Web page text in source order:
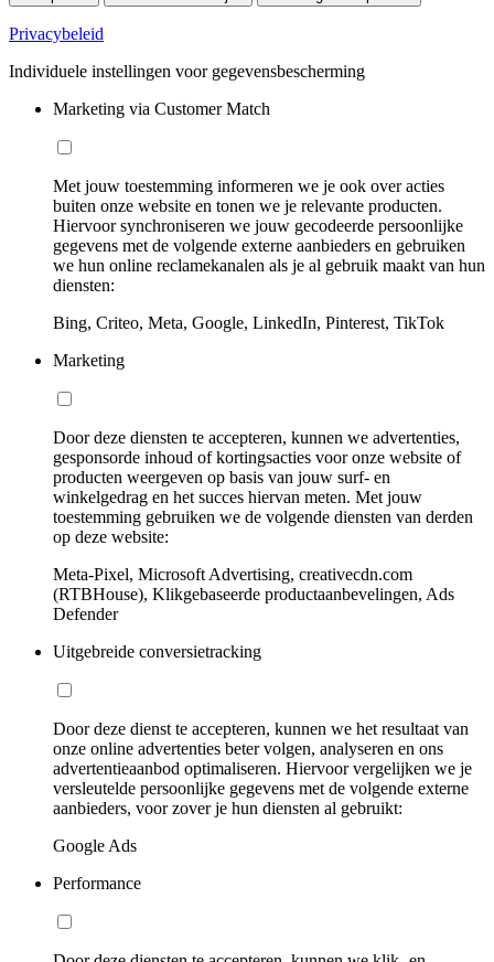
Privacybeleid
Individuele instellingen voor gegevensbescherming
Marketing via Customer Match
Met jouw toestemming informeren we je ook over acties
buiten onze website en tonen we je relevante producten.
Hiervoor synchroniseren we jouw gecodeerde persoonlijke
gegevens met de volgende externe aanbieders en gebruiken
we hun online reclamekanalen als je al gebruik maakt van hun
diensten:
Bing, Criteo, Meta, Google, LinkedIn, Pinterest, TikTok
Marketing
Door deze diensten te accepteren, kunnen we advertenties,
gesponsorde inhoud of kortingsacties voor onze website of
producten weergeven op basis van jouw surf- en
winkelgedrag en het succes hiervan meten. Met jouw
toestemming gebruiken we de volgende diensten van derden
op deze website:
Meta-Pixel, Microsoft Advertising, creativecdn.com
(RTBHouse), Klikgebaseerde productaanbevelingen, Ads
Defender
Uitgebreide conversietracking
Door deze dienst te accepteren, kunnen we het resultaat van
onze online advertenties beter volgen, analyseren en ons
advertentieaanbod optimaliseren. Hiervoor vergelijken we je
versleutelde persoonlijke gegevens met de volgende externe
aanbieders, voor zover je hun diensten al gebruikt:
Google Ads
Performance